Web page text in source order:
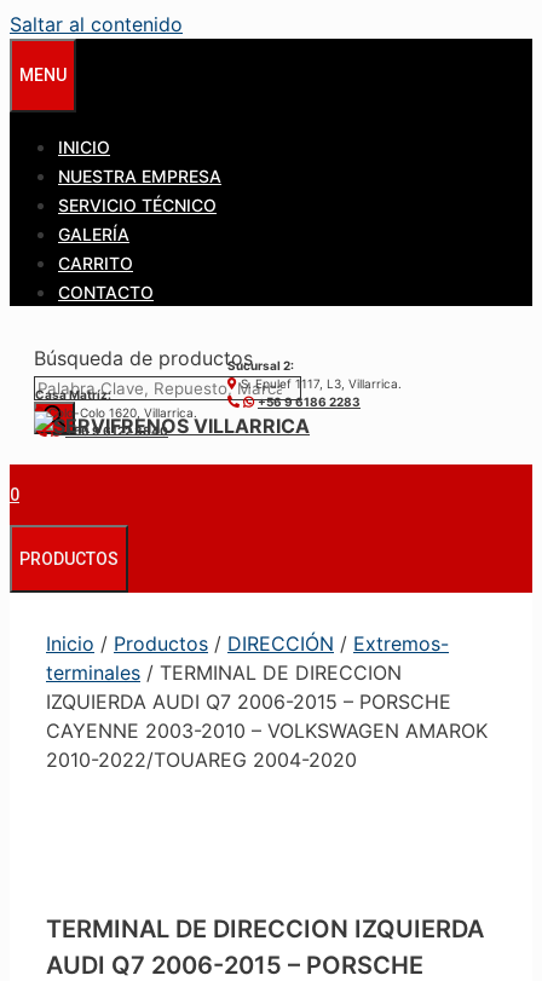
Saltar al contenido
MENU
INICIO
NUESTRA EMPRESA
SERVICIO TÉCNICO
GALERÍA
CARRITO
CONTACTO
Búsqueda de productos
Casa Matríz:
Colo-Colo 1620, Villarrica.
+56 9 6122 3840
Sucursal 2:
S. Epulef 1117, L3, Villarrica.
+56 9 6186 2283
0
PRODUCTOS
Inicio / Productos / DIRECCIÓN / Extremos-
terminales / TERMINAL DE DIRECCION
IZQUIERDA AUDI Q7 2006-2015 – PORSCHE
CAYENNE 2003-2010 – VOLKSWAGEN AMAROK
2010-2022/TOUAREG 2004-2020
TERMINAL DE DIRECCION IZQUIERDA
AUDI Q7 2006-2015 – PORSCHE